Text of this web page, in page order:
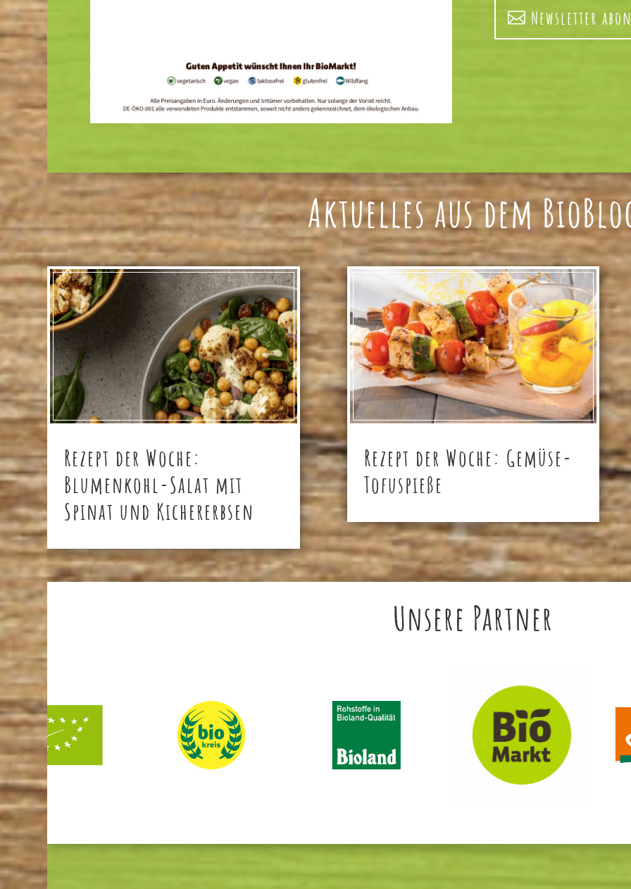
Newsletter
Aktuelles aus dem
Rezept der Woche:
Blumenkohl-Salat mit
Spinat und Kichererbsen
Rezept der Woche: Gemüse-
Tofuspieße
Unsere Partner